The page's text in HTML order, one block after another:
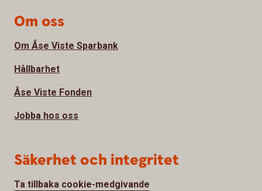
Om oss
Om Åse Viste Sparbank
Hållbarhet
Åse Viste Fonden
Jobba hos oss
Säkerhet och integritet
Ta tillbaka cookie-medgivande